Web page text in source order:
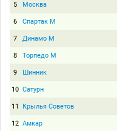
5 Москва
6 Спартак М
7 Динамо М
8 Торпедо М
9 Шинник
10 Сатурн
11 Крылья Советов
12 Амкар